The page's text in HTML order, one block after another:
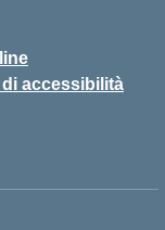
accessibilità